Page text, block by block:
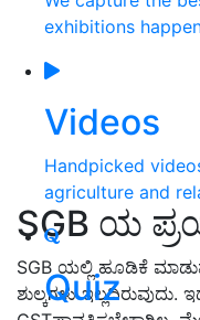
exhibitions
Videos
Handpicked
agriculture and
Quiz
SGB ​​ಯ
SGB ​​ಯಲ್ಲಿ ಹೂಡಿಕೆ
ಶುಲ್ಕಗಳು